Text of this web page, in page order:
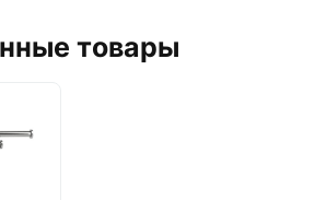
товары